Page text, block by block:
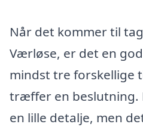
Når det kommer til
Værløse, er det en
mindst tre forskellige
træffer en beslutning.
en lille detalje, men